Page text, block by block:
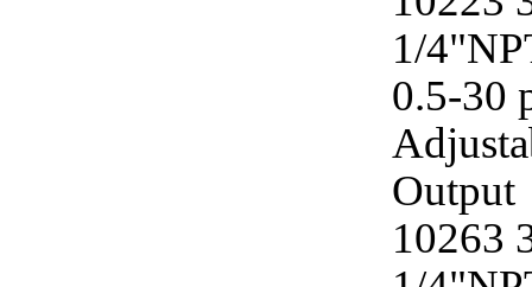
1/
0.5-30
10263